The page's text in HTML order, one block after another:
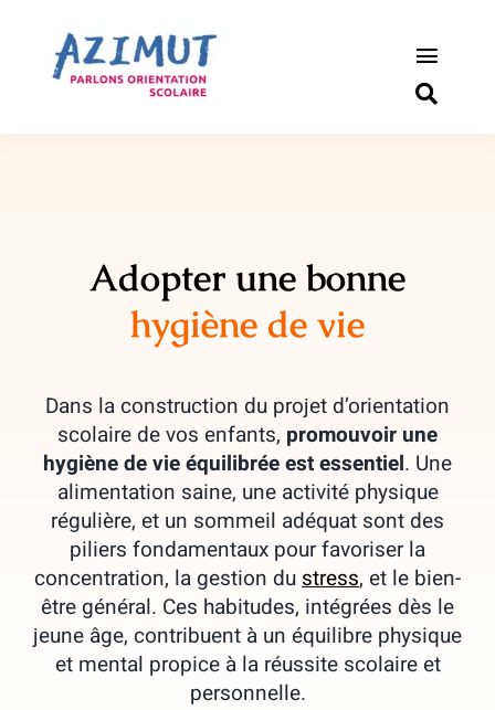
contenu
Toggle
Adopter une bonne
hygiène de vie
Dans la construction du projet d’orientation
scolaire de vos enfants, promouvoir une
hygiène de vie équilibrée est essentiel. Une
alimentation saine, une activité physique
régulière, et un sommeil adéquat sont des
piliers fondamentaux pour favoriser la
concentration, la gestion dustress, et le bien-
être général. Ces habitudes, intégrées dès le
jeune âge, contribuent à un équilibre physique
et mental propice à la réussite scolaire et
personnelle.